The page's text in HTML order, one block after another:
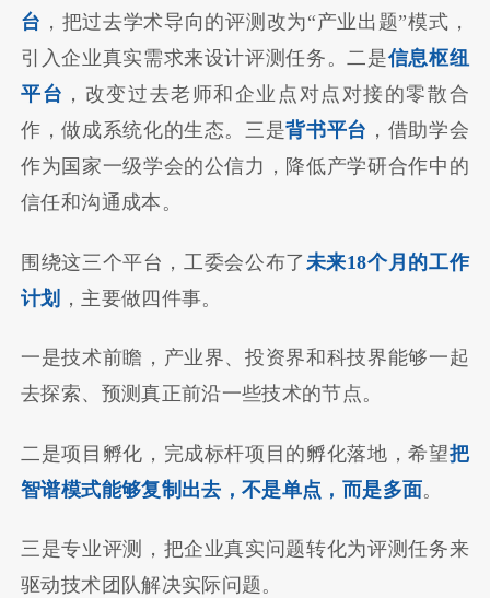
台 ，把过去学术导向的评测改为“产业出题”模式，
引入企业真实需求来设计评测任务。二是信息枢纽
平台 ，改变过去老师和企业点对点对接的零散合
作，做成系统化的生态。三是背书平台 ，借助学会
作为国家一级学会的公信力，降低产学研合作中的
信任和沟通成本。
围绕这三个平台，工委会公布了 未来18个月的工作
计划 ，主要做四件事。
一是技术前瞻，产业界、投资界和科技界能够一起
去探索、预测真正前沿一些技术的节点。
二是项目孵化，完成标杆项目的孵化落地，希望把
智谱模式能够复制出去，不是单点，而是多面。
三是专业评测，把企业真实问题转化为评测任务来
驱动技术团队解决实际问题。